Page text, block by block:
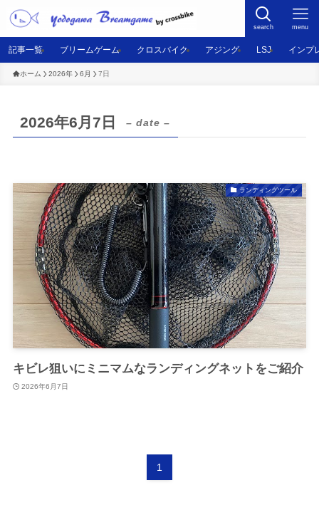
search menu
記事一覧 ブリームゲーム クロスバイク アジング LSJ インプ
ホーム 2026年 6月 7日
2026年6月7日 – date –
ランディングツール
キビレ狙いにミニマムなランディングネットをご紹介
2026年6月7日
1